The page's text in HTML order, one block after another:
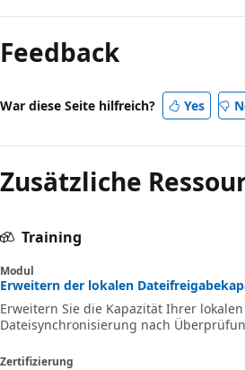
Feedback
War diese Seite hilfreich? Yes
Zusätzliche
Training
Modul
Erweitern der lokalen
Erweitern Sie die Kapazität Ihrer
Dateisynchronisierung nach
Zertifizierung